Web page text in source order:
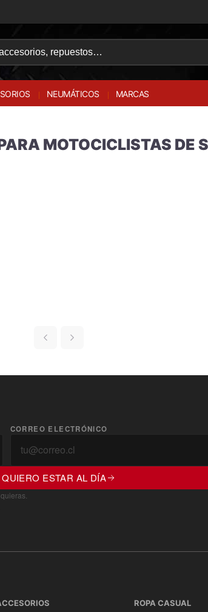
NEUMÁTICOS MARCAS
MOTOCICLISTAS DE
CORREO ELECTRÓNICO
QUIERO ESTAR AL DÍA
ROPA CASUAL